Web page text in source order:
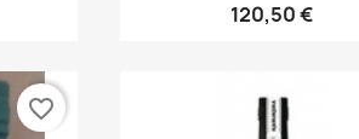
120,50 €
favorite_border